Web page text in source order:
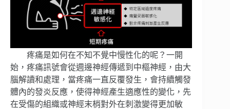
疼痛是如何在不知不覺中慢性化的呢？一開
始，疼痛訊號會從週邊神經傳遞到中樞神經，由大
腦解讀和處理，當疼痛一直反覆發生，會持續觸發
體內的發炎反應，使得神經產生適應性的變化，先
在受傷的組織或神經末梢對外在刺激變得更加敏